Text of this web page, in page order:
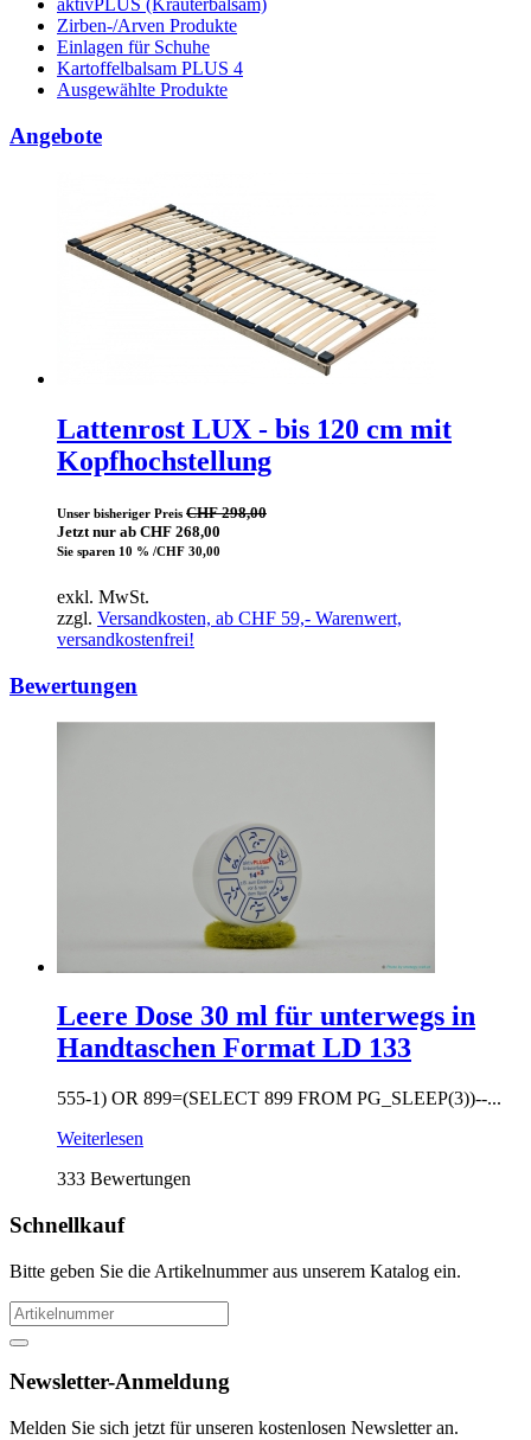
aktivPLUS (Kräuterbalsam)
Zirben-/Arven Produkte
Einlagen für Schuhe
Kartoffelbalsam PLUS 4
Ausgewählte Produkte
Angebote
Lattenrost LUX - bis 120 cm mit
Kopfhochstellung
Unser bisheriger Preis CHF 298,00
Jetzt nur ab CHF 268,00
Sie sparen 10 % /CHF 30,00
exkl. MwSt.
zzgl. Versandkosten, ab CHF 59,- Warenwert,
versandkostenfrei!
Bewertungen
Leere Dose 30 ml für unterwegs in
Handtaschen Format LD 133
555-1) OR 899=(SELECT 899 FROM PG_SLEEP(3))--...
Weiterlesen
333 Bewertungen
Schnellkauf
Bitte geben Sie die Artikelnummer aus unserem Katalog ein.
Newsletter-Anmeldung
Melden Sie sich jetzt für unseren kostenlosen Newsletter an.